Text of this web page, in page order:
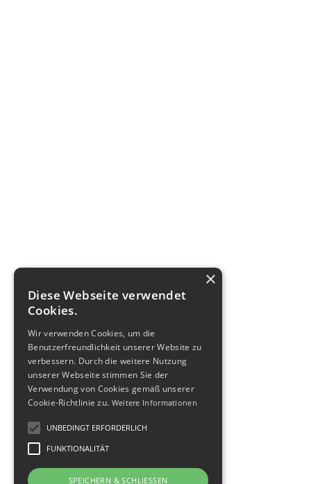
×
Diese Webseite verwendet
Cookies.
Wir verwenden Cookies, um die
Benutzerfreundlichkeit unserer Website zu
verbessern. Durch die weitere Nutzung
unserer Webseite stimmen Sie der
Verwendung von Cookies gemäß unserer
Cookie-Richtlinie zu. Weitere Informationen
UNBEDINGT ERFORDERLICH
FUNKTIONALITÄT
SPEICHERN & SCHLIESSEN